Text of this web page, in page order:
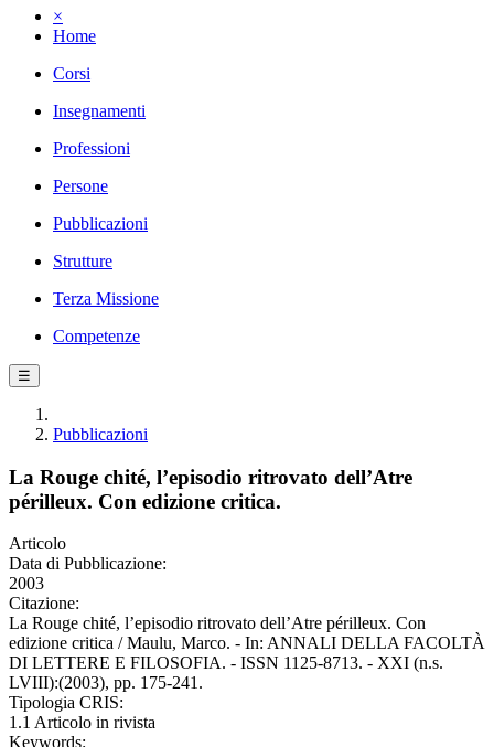
×
Home
Corsi
Insegnamenti
Professioni
Persone
Pubblicazioni
Strutture
Terza Missione
Competenze
☰
Pubblicazioni
La Rouge chité, l’episodio ritrovato dell’Atre
périlleux. Con edizione critica.
Articolo
Data di Pubblicazione:
2003
Citazione:
La Rouge chité, l’episodio ritrovato dell’Atre périlleux. Con
edizione critica / Maulu, Marco. - In: ANNALI DELLA FACOLTÀ
DI LETTERE E FILOSOFIA. - ISSN 1125-8713. - XXI (n.s.
LVIII):(2003), pp. 175-241.
Tipologia CRIS:
1.1 Articolo in rivista
Keywords: